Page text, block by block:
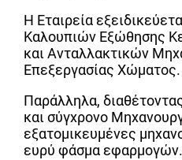
Η Εταιρεία
Καλουπιών Εξώθησης
και Ανταλλακτικών
Επεξεργασίας Χώματος.
Παράλληλα,
και σύγχρονο
εξατομικευμένες
ευρύ φάσμα εφαρμογών.